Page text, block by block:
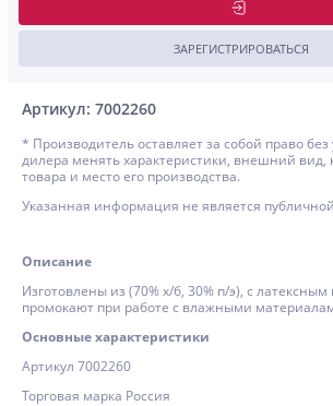
Артикул: 7002260
ЗАРЕГИСТРИРОВАТЬСЯ
* Производитель оставляет за собой право
дилера менять характеристики, внешний вид,
товара и место его производства.
Указанная информация не является
Описание
Изготовлены из (70% х/б, 30% п/э), с
промокают при работе с влажными
Основные характеристики
Артикул 7002260
Торговая марка Россия